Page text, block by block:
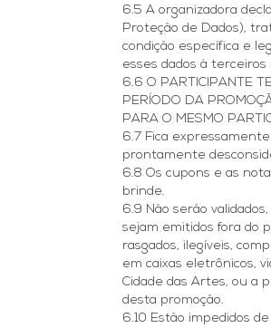
6.5 A organizadora
Proteção de Dados),
condição específica e
esses dados à
6.6 O PARTICIPANTE
PERÍODO DA
PARA O MESMO
6.7 Fica
prontamente
6.8 Os cupons e as
brinde.
6.9 Não serão
sejam emitidos fora do
rasgados, ilegíveis,
em caixas eletrônicos,
Cidade das Artes, ou a
desta promoção.
6.10 Estão impedidos